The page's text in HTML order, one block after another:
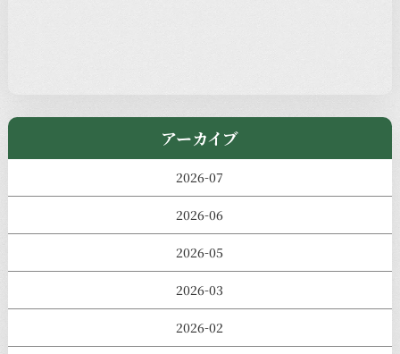
アーカイブ
2026-07
2026-06
2026-05
2026-03
2026-02